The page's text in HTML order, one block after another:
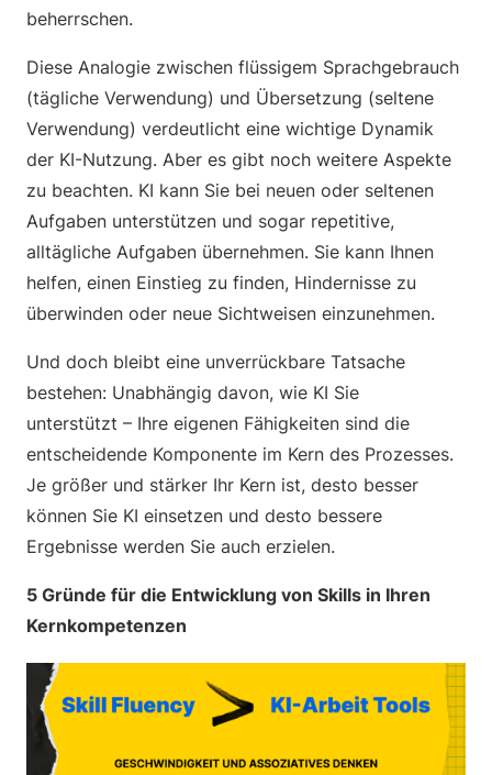
beherrschen.
Diese Analogie zwischen flüssigem Sprachgebrauch
(tägliche Verwendung) und Übersetzung (seltene
Verwendung) verdeutlicht eine wichtige Dynamik
der KI-Nutzung. Aber es gibt noch weitere Aspekte
zu beachten. KI kann Sie bei neuen oder seltenen
Aufgaben unterstützen und sogar repetitive,
alltägliche Aufgaben übernehmen. Sie kann Ihnen
helfen, einen Einstieg zu finden, Hindernisse zu
überwinden oder neue Sichtweisen einzunehmen.
Und doch bleibt eine unverrückbare Tatsache
bestehen: Unabhängig davon, wie KI Sie
unterstützt – Ihre eigenen Fähigkeiten sind die
entscheidende Komponente im Kern des Prozesses.
Je größer und stärker Ihr Kern ist, desto besser
können Sie KI einsetzen und desto bessere
Ergebnisse werden Sie auch erzielen.
5 Gründe für die Entwicklung von Skills in Ihren
Kernkompetenzen